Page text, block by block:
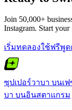
Join 50,000+
Instagram. Start
เริ่มทดลองใช้ฟรีพูด
ซุปเปอร์วาบา บนเ
บา บนอินสตาแกรม